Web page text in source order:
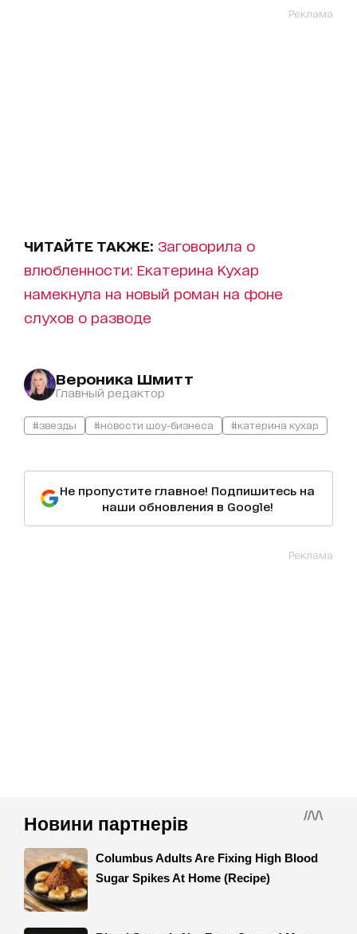
Реклама
ЧИТАЙТЕ ТАКЖЕ: Заговорила о
влюбленности: Екатерина Кухар
намекнула на новый роман на фоне
слухов о разводе
Вероника Шмитт
Главный редактор
#звезды #новости шоу-бизнеса #катерина кухар
Не пропустите главное! Подпишитесь на
наши обновления в Google!
Реклама